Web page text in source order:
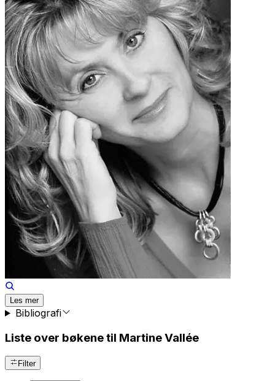
Les mer
Bibliografi
Liste over bøkene til Martine Vallée
Filter